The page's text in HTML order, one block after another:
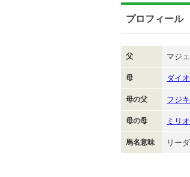
プロフィール
父 マジ
母 ダイ
母の父 フジ
母の母 ミリ
馬名意味 リー